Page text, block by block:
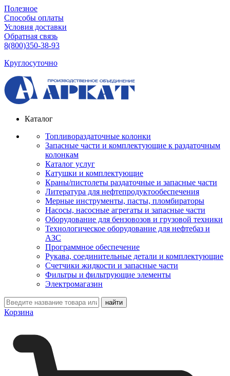
Полезное
Способы оплаты
Условия доставки
Обратная связь
8(800)350-38-93
Круглосуточно
Каталог
Топливораздаточные колонки
Запасные части и комплектующие к раздаточным
колонкам
Каталог услуг
Катушки и комплектующие
Краны/пистолеты раздаточные и запасные части
Литература для нефтепродуктообеспечения
Мерные инструменты, пасты, пломбираторы
Насосы, насосные агрегаты и запасные части
Оборудование для бензовозов и грузовой техники
Технологическое оборудование для нефтебаз и
АЗС
Программное обеспечение
Рукава, соединительные детали и комплектующие
Счетчики жидкости и запасные части
Фильтры и фильтрующие элементы
Электромагазин
Корзина